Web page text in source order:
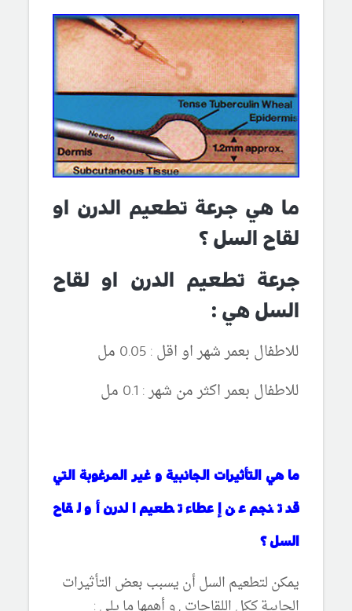
ما هي جرعة تطعيم الدرن او
لقاح السل ؟
جرعة تطعيم الدرن او لقاح
السل هي :
للاطفال بعمر شهر او اقل : 0.05 مل
للاطفال بعمر اكثر من شهر : 0.1 مل
ما هي التأثيرات الجانبية و غير المرغوبة التي
قد تنجم عن إعطاء تطعيم الدرن أو لقاح
السل ؟
يمكن لتطعيم السل أن يسبب بعض التأثيرات